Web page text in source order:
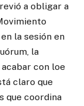
a obligar a
la sesión en
la
con loe
claro que
que coordina